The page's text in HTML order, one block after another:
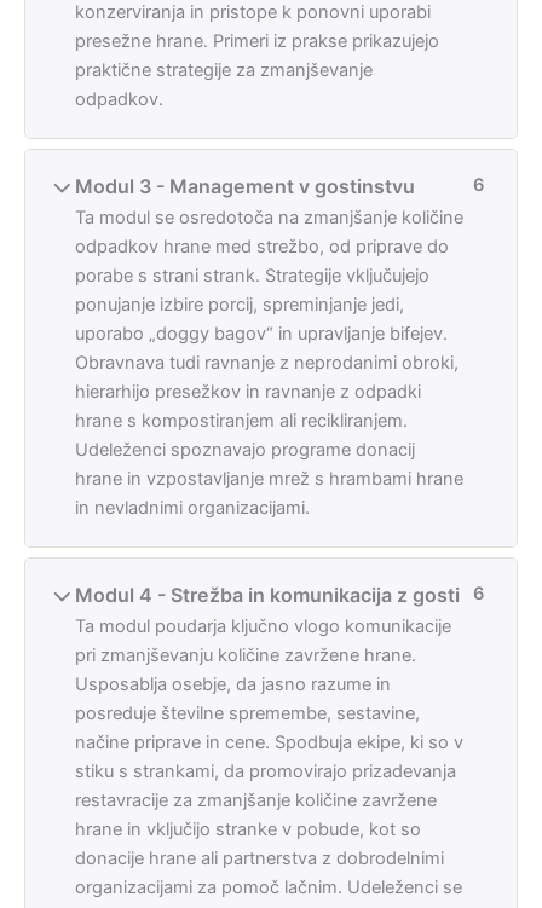
konzerviranja in pristope k ponovni uporabi
presežne hrane. Primeri iz prakse prikazujejo
praktične strategije za zmanjševanje
odpadkov.
Modul 3 - Management v gostinstvu
Ta modul se osredotoča na zmanjšanje količine
odpadkov hrane med strežbo, od priprave do
porabe s strani strank. Strategije vključujejo
ponujanje izbire porcij, spreminjanje jedi,
uporabo „doggy bagov“ in upravljanje bifejev.
Obravnava tudi ravnanje z neprodanimi obroki,
hierarhijo presežkov in ravnanje z odpadki
hrane s kompostiranjem ali recikliranjem.
Udeleženci spoznavajo programe donacij
hrane in vzpostavljanje mrež s hrambami hrane
in nevladnimi organizacijami.
6
Modul 4 - Strežba in komunikacija z gosti
Ta modul poudarja ključno vlogo komunikacije
pri zmanjševanju količine zavržene hrane.
Usposablja osebje, da jasno razume in
posreduje številne spremembe, sestavine,
načine priprave in cene. Spodbuja ekipe, ki so v
stiku s strankami, da promovirajo prizadevanja
restavracije za zmanjšanje količine zavržene
hrane in vključijo stranke v pobude, kot so
donacije hrane ali partnerstva z dobrodelnimi
organizacijami za pomoč lačnim. Udeleženci se
6